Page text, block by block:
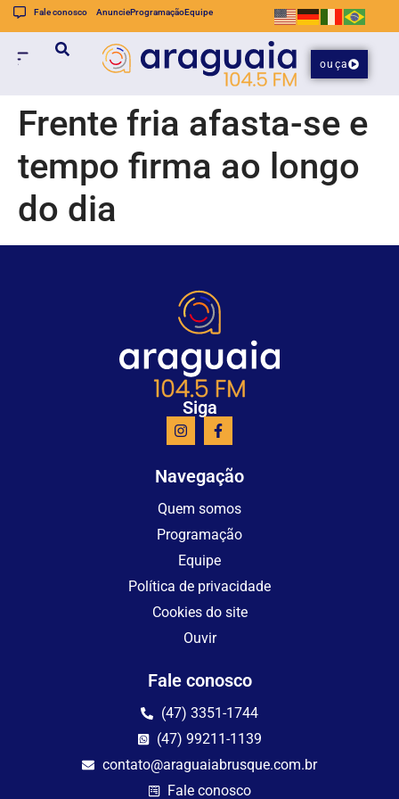
Fale conosco AnuncieProgramaçãoEquipe
ouça
Frente fria afasta-se e
tempo firma ao longo
do dia
Siga
Navegação
Quem somos
Programação
Equipe
Política de privacidade
Cookies do site
Ouvir
Fale conosco
(47) 3351-1744
(47) 99211-1139
contato@araguaiabrusque.com.br
Fale conosco